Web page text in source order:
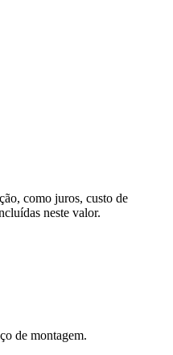
como juros, custo de
neste valor.
de montagem.